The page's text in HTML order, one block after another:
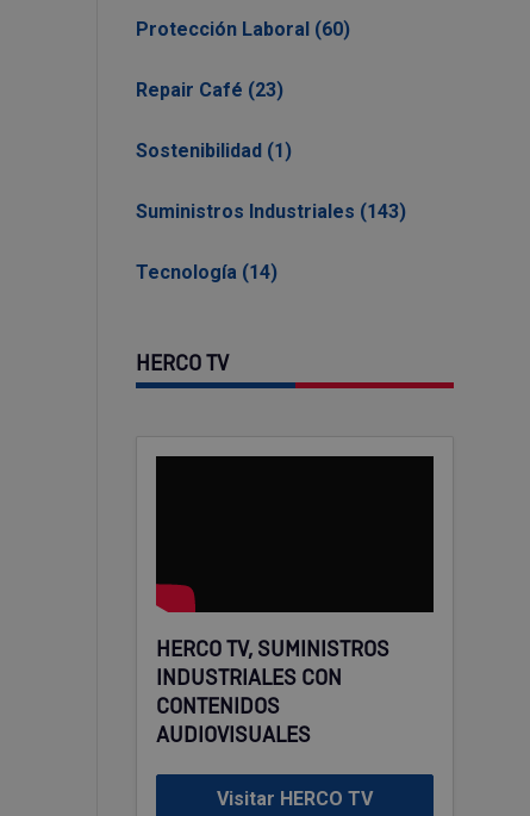
Protección Laboral (60)
Repair Café (23)
Sostenibilidad (1)
Suministros Industriales (143)
Tecnología (14)
HERCO TV
HERCO TV, SUMINISTROS
INDUSTRIALES CON
CONTENIDOS
AUDIOVISUALES
Visitar HERCO TV